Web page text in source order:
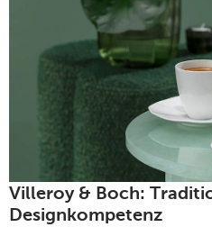
Villeroy & Boch:
Designkompetenz